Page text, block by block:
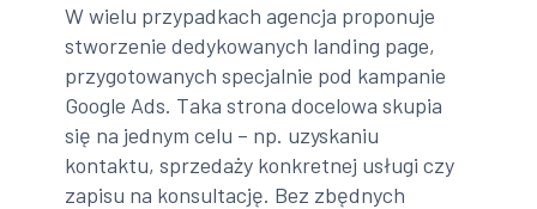
W wielu przypadkach agencja proponuje
stworzenie dedykowanych landing page,
przygotowanych specjalnie pod kampanie
Google Ads. Taka strona docelowa skupia
się na jednym celu – np. uzyskaniu
kontaktu, sprzedaży konkretnej usługi czy
zapisu na konsultację. Bez zbędnych